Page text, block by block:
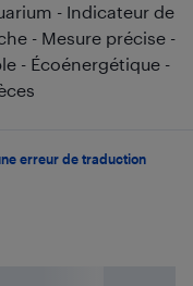
- Indicateur de
- Mesure précise -
- Écoénergétique -
erreur de traduction